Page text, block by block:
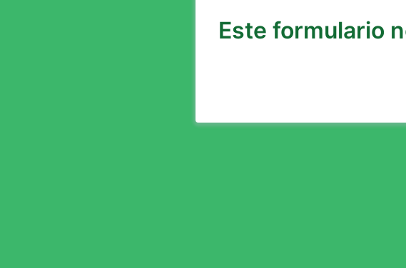
Este formulario